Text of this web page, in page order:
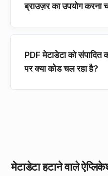
ब्राउज़र का उपयोग करना
PDF मेटाडेटा को संपादित
पर क्या कोड चल रहा है?
मेटाडेटा हटाने वाले